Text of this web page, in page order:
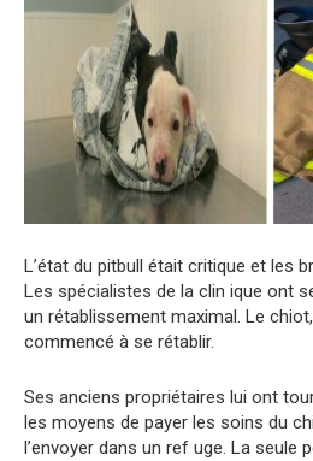
L’état du pitbull était critique et les
Les spécialistes de la clin ique ont
un rétablissement maximal. Le
commencé à se rétablir.
Ses anciens propriétaires lui ont
les moyens de payer les soins du
l’envoyer dans un ref uge. La seule